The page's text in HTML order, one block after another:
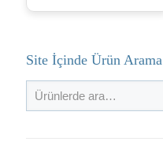
Site İçinde Ürün Arama